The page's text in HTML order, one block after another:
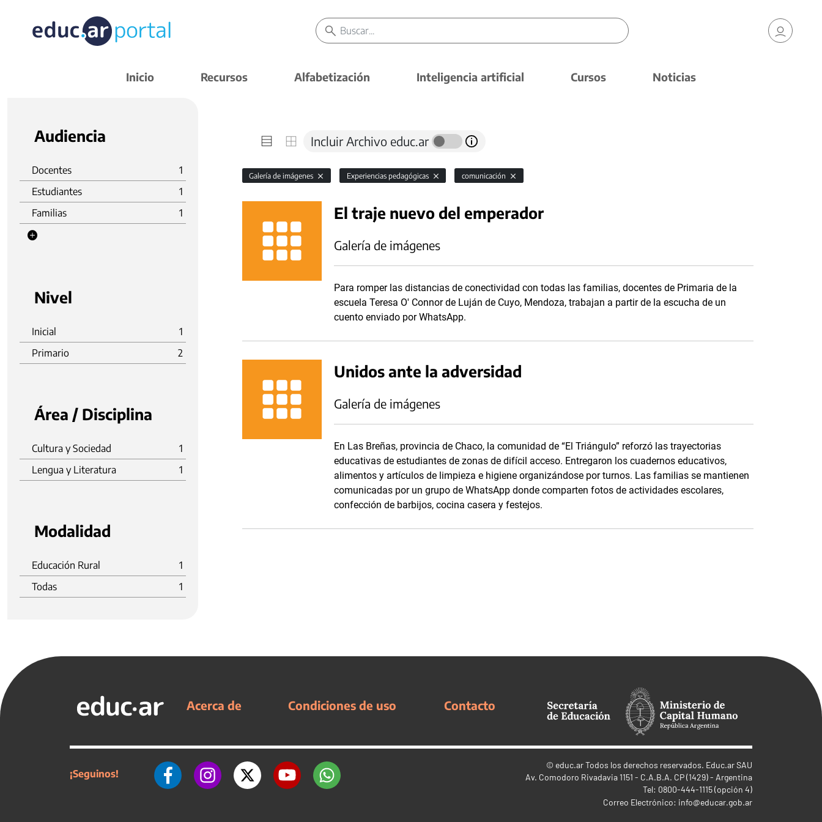
Inicio Recursos Alfabetización Inteligencia artificial Cursos Noticias
Audiencia
Docentes
1
Estudiantes
1
Familias
1
Nivel
Inicial
1
Primario
2
Área / Disciplina
Cultura y Sociedad
1
Lengua y Literatura
1
Modalidad
Educación Rural
1
Todas
1
Incluir Archivo educ.ar
Galería de imágenes Experiencias pedagógicas comunicación
El traje nuevo del emperador
Galería de imágenes
Para romper las distancias de conectividad con todas las familias, docentes de Primaria de la
escuela Teresa O' Connor de Luján de Cuyo, Mendoza, trabajan a partir de la escucha de un
cuento enviado por WhatsApp.
Unidos ante la adversidad
Galería de imágenes
En Las Breñas, provincia de Chaco, la comunidad de “El Triángulo” reforzó las trayectorias
educativas de estudiantes de zonas de difícil acceso. Entregaron los cuadernos educativos,
alimentos y artículos de limpieza e higiene organizándose por turnos. Las familias se mantienen
comunicadas por un grupo de WhatsApp donde comparten fotos de actividades escolares,
confección de barbijos, cocina casera y festejos.
Acerca de Condiciones de uso Contacto
¡Seguinos!
© educ.arTodos los derechos reservados. Educ.ar SAU
Av. Comodoro Rivadavia 1151 - C.A.B.A. CP (1429) - Argentina
Tel: 0800-444-1115 (opción 4)
Correo Electrónico: info@educar.gob.ar